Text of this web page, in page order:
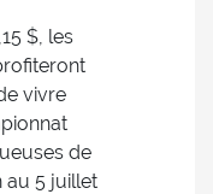
$, les
vivre
de
au 5 juillet